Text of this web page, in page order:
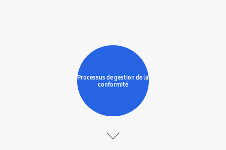
Processus de gestion de la
conformité